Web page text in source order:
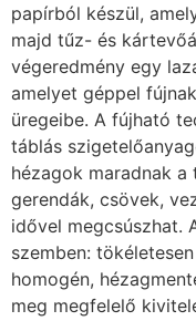
papírból készül,
majd tűz- és
végeredmény egy
amelyet géppel
üregeibe. A fújható
táblás
hézagok maradnak
gerendák, csövek,
idővel megcsúszhat.
szemben:
homogén,
meg megfelelő